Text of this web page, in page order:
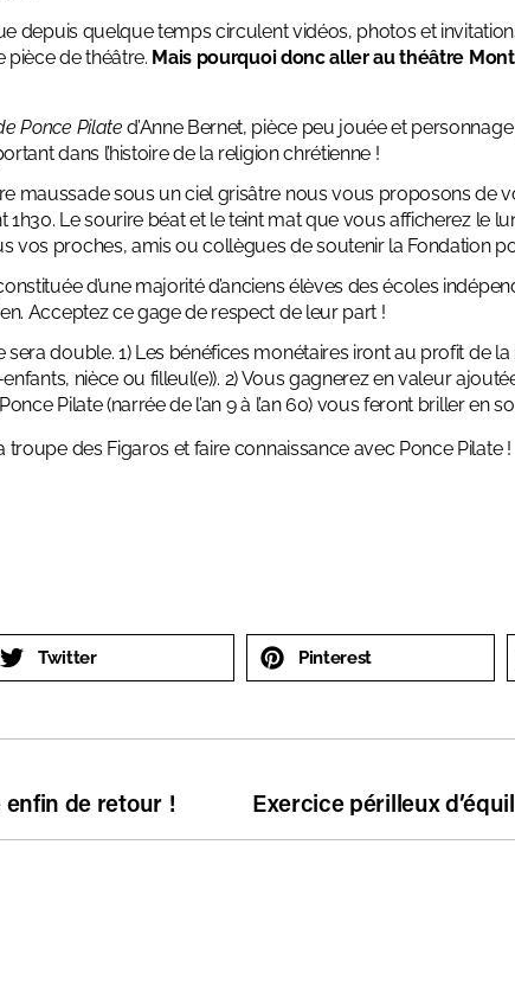
depuis quelque temps circulent vidéos, photos et
pièce de théâtre. Mais pourquoi donc aller au théâtre
Ponce Pilate d’Anne Bernet, pièce peu jouée et
dans l’histoire de la religion chrétienne !
maussade sous un ciel grisâtre nous vous proposons de
1h30. Le sourire béat et le teint mat que vous afficherez le
vos proches, amis ou collègues de soutenir la Fondation
d’une majorité d’anciens élèves des écoles
Acceptez ce gage de respect de leur part !
double. 1) Les bénéfices monétaires iront au profit de la
nièce ou filleul(e)). 2) Vous gagnerez en valeur
Pilate (narrée de l’an 9 à l’an 60) vous feront briller en
des Figaros et faire connaissance avec Ponce Pilate !
Twitter Pinterest
enfin de retour !